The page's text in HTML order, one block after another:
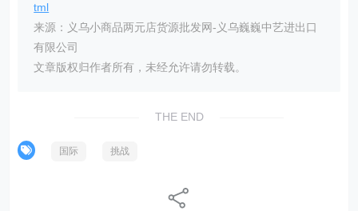
tml
来源：义乌小商品两元店货源批发网-义乌巍巍中艺进出口
有限公司
文章版权归作者所有，未经允许请勿转载。
THE END
国际 挑战